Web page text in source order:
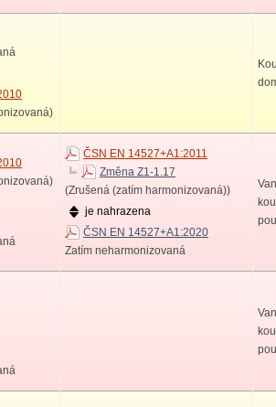
ČSN EN 14527+A1:2011
Změna Z1-1.17
(Zrušená (zatím harmonizovaná))
je nahrazena
ČSN EN 14527+A1:2020
Zatím neharmonizovaná